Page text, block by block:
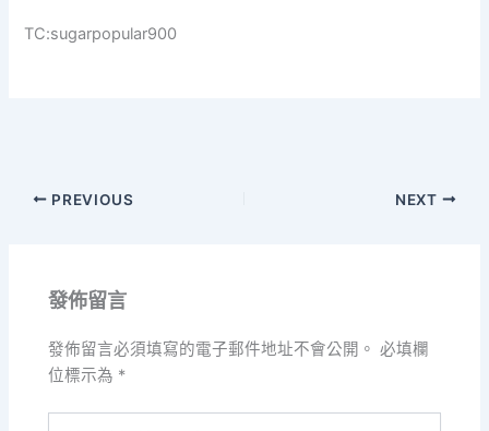
TC:sugarpopular900
PREVIOUS NEXT
發佈留言
發佈留言必須填寫的電子郵件地址不會公開。 必填欄
位標示為 *